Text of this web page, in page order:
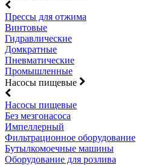
Прессы для отжима
Винтовые
Гидравлические
Домкратные
Пневматические
Промышленные
Насосы пищевые
Насосы пищевые
Без мезгонасоса
Импеллерный
Фильтрационное оборудование
Бутылкомоечные машины
Оборудование для розлива